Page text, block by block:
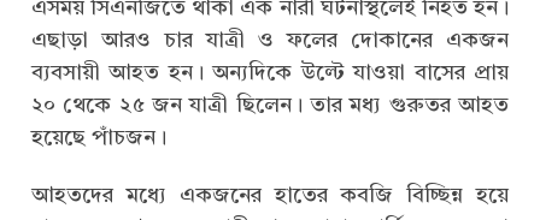
এসময় সিএনজিতে থাকা এক নারী ঘটনাস্থলেই নিহত হন।
এছাড়া আরও চার যাত্রী ও ফলের দোকানের একজন
ব্যবসায়ী আহত হন। অন্যদিকে উল্টে যাওয়া বাসের প্রায়
২০ থেকে ২৫ জন যাত্রী ছিলেন। তার মধ্য গুরুতর আহত
হয়েছে পাঁচজন।
আহতদের মধ্যে একজনের হাতের কবজি বিচ্ছিন্ন হয়ে